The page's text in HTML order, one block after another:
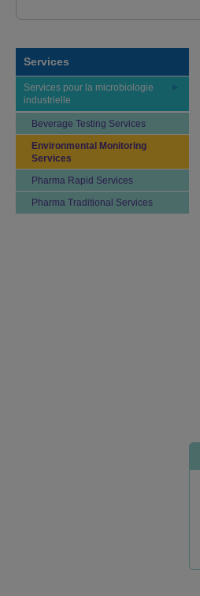
Services
Services pour la microbiologie
industrielle
Beverage Testing Services
Environmental Monitoring
Services
Pharma Rapid Services
Pharma Traditional Services